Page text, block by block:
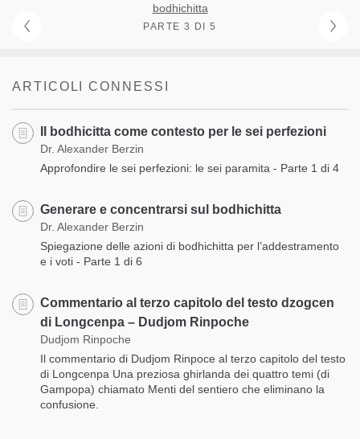
bodhichitta
PARTE 3 DI 5
ARTICOLI CONNESSI
Il bodhicitta come contesto per le sei perfezioni
Dr. Alexander Berzin
Approfondire le sei perfezioni: le sei paramita - Parte 1 di 4
Generare e concentrarsi sul bodhichitta
Dr. Alexander Berzin
Spiegazione delle azioni di bodhichitta per l’addestramento
e i voti - Parte 1 di 6
Commentario al terzo capitolo del testo dzogcen
di Longcenpa – Dudjom Rinpoche
Dudjom Rinpoche
Il commentario di Dudjom Rinpoce al terzo capitolo del testo
di Longcenpa Una preziosa ghirlanda dei quattro temi (di
Gampopa) chiamato Menti del sentiero che eliminano la
confusione.